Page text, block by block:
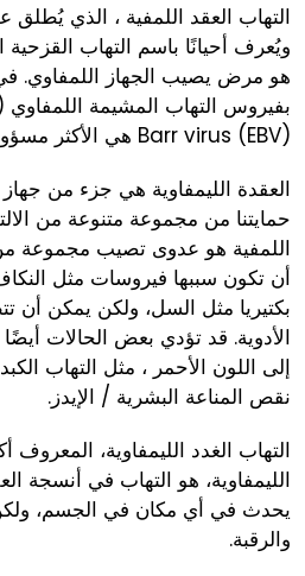
التهاب العقد اللمفية ، الذي يُطلق
ويُعرف أحيانًا باسم التهاب القزحية
هو مرض يصيب الجهاز اللمفاوي. في
Barr virus (EBV) هي الأكثر مسؤولة عن هذه الحالة.
العقدة الليمفاوية هي جزء من
حمايتنا من مجموعة متنوعة من
اللمفية هو عدوى تصيب مجموعة من
أن تكون سببها فيروسات مثل النكاف
بكتيريا مثل السل، ولكن يمكن أن
الأدوية. قد تؤدي بعض الحالات
إلى اللون الأحمر ، مثل التهاب
نقص المناعة البشرية / الإيدز.
التهاب الغدد الليمفاوية، المعروف
الليمفاوية، هو التهاب في أنسجة
يحدث في أي مكان في الجسم،
والرقبة.